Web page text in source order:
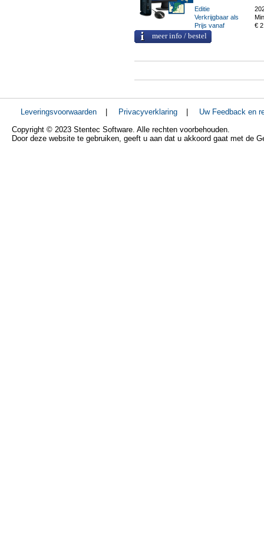
Editie
Verkrijgbaar als
Prijs vanaf
€
meer info / bestel
Leveringsvoorwaarden Privacyverklaring
Uw Feedback en
Copyright © 2023 Stentec Software. Alle rechten voorbehouden.
Door deze website te gebruiken, geeft u aan dat u akkoord gaat met de